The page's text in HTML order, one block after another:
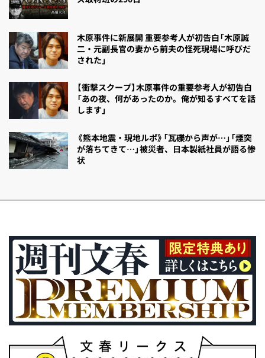
木原事件に新展開 重要参考人が初告白「木原誠
二・元副長官の妻から前夫の怪死現場に呼びだ
された」
【衝撃スクープ】木原事件の重要参考人が初告白
「あの夜、何があったのか。俺が知るすべてを話
します」
《熊本地震・現地ルポ》「瓦礫から声が…」「煙突
が落ちてきて…」被災者、日本製紙社員が語る惨
状